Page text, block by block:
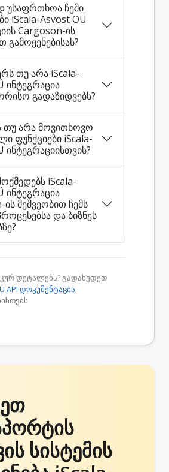
უსაფრთხოა ჩემი
iScala-Asvost OÜ
Cargoson-ის
გამოყენებისას?
თუ არა iScala-
ინტეგრაცია
გადაზიდვებს?
თუ არა მოვითხოვო
ფუნქციები iScala-
ინტეგრაციისთვის?
iScala-
ინტეგრაცია
მეშვეობით ჩემს
და ბიზნეს
დეტალებს? გადახედეთ
API დოკუმენტაცია
სისტემის